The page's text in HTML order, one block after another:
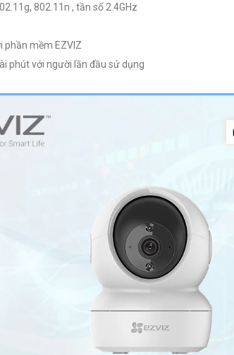
802.11n , tần số 2.4GHz
phần mềm EZVIZ
phút với người lần đầu sử dụng